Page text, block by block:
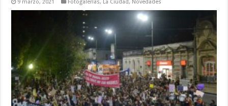
9 marzo, 2021 Fotogalerías, La Ciudad, Novedades